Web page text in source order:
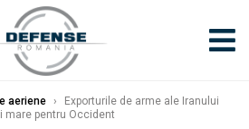
aeriene ›
Exporturile de arme ale Iranului
mare pentru Occident